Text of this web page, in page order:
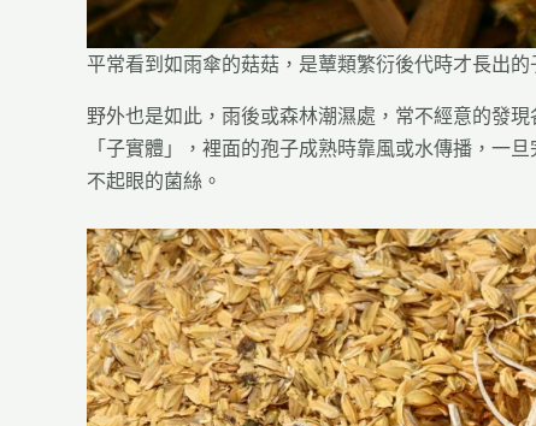
平常看到如雨傘的菇菇，是蕈類繁衍後代時才長出的
野外也是如此，雨後或森林潮濕處，常不經意的發
「子實體」，裡面的孢子成熟時靠風或水傳播，一
不起眼的菌絲。